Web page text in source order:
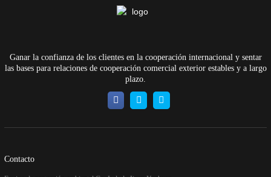
Ganar la confianza de los clientes en la cooperación internacional y sentar
las bases para relaciones de cooperación comercial exterior estables y a largo
plazo.
Contacto